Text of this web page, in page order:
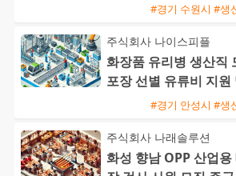
#경기 수원시 #생
주식회사 나이스피플
화장품 유리병 생산직
포장 선별 유류비 지원
#경기 안성시 #생
주식회사 나래솔루션
화성 향남 OPP 산업